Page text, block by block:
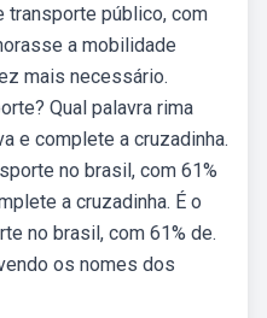
transporte público, com
a mobilidade
mais necessário.
Qual palavra rima
e complete a cruzadinha.
no brasil, com 61%
a cruzadinha. É o
no brasil, com 61% de.
os nomes dos